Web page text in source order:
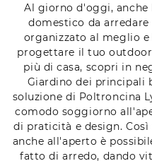
Al giorno d'oggi,
domestico da arredare
organizzato al meglio
progettare il tuo
più di casa, scopri in
Giardino dei principali
soluzione di Poltroncina
comodo soggiorno
di praticità e design.
anche all'aperto è
fatto di arredo, dando